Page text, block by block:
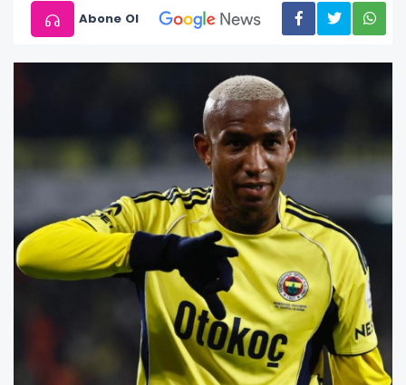
Abone Ol